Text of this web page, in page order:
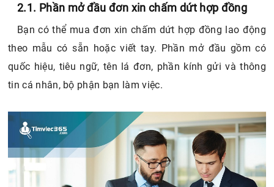
2.1. Phần mở đầu đơn xin chấm dứt hợp đồng
Bạn có thể mua đơn xin chấm dứt hợp đồng lao động
theo mẫu có sẵn hoặc viết tay. Phần mở đầu gồm có
quốc hiệu, tiêu ngữ, tên lá đơn, phần kính gửi và thông
tin cá nhân, bộ phận bạn làm việc.